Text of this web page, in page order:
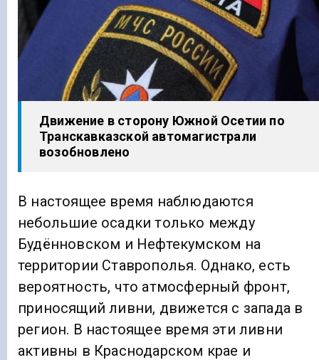
Движение в сторону Южной Осетии по
Транскавказской автомагистрали
возобновлено
В настоящее время наблюдаются
небольшие осадки только между
Будённовском и Нефтекумском на
территории Ставрополья. Однако, есть
вероятность, что атмосферный фронт,
приносящий ливни, движется с запада в
регион. В настоящее время эти ливни
активны в Краснодарском крае и